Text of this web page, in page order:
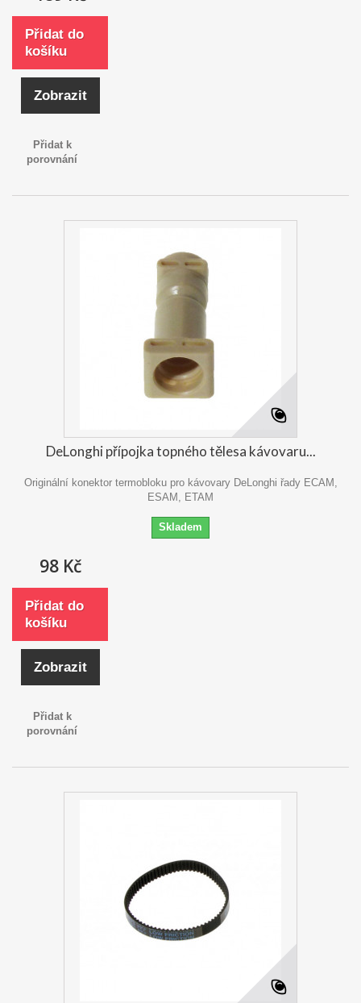
Přidat do
košíku
Zobrazit
Přidat k
porovnání
DeLonghi přípojka topného tělesa kávovaru...
Originální konektor termobloku pro kávovary DeLonghi řady ECAM,
ESAM, ETAM
Skladem
98 Kč
Přidat do
košíku
Zobrazit
Přidat k
porovnání